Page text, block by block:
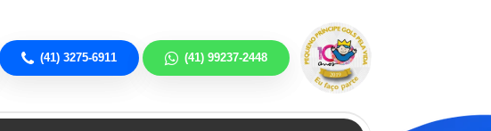
(41) 3275-6911 (41) 99237-2448